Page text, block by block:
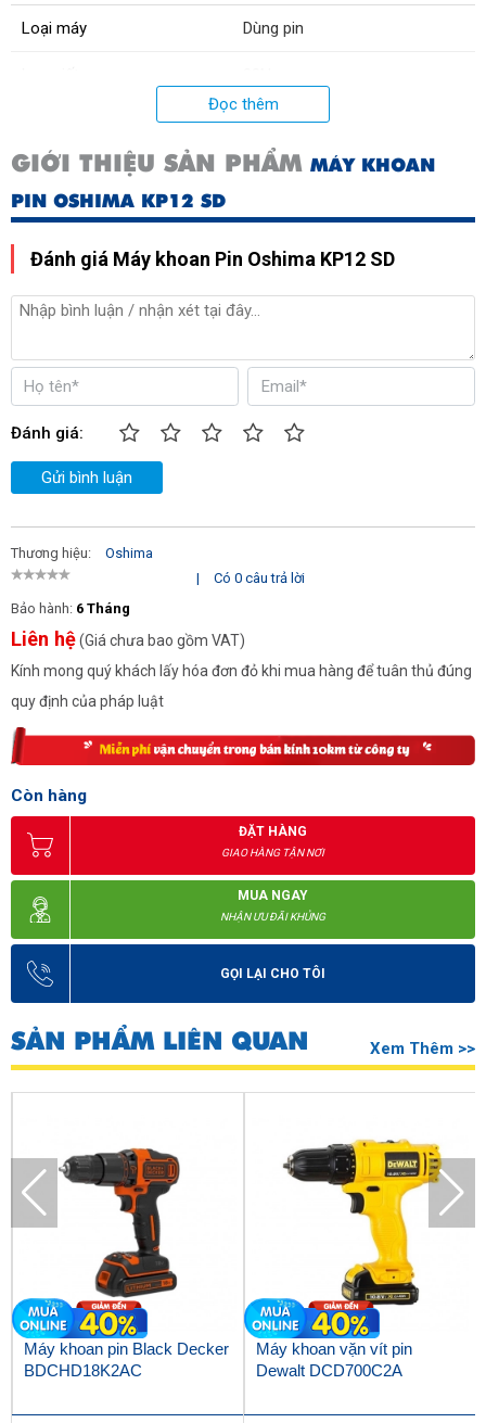
Loại máy Dùng pin
Mô tơ chổi than
Thời gian sạc pin 120 phút
Trọng lượng 1,2kg
Xuất xứ Trung Quốc
Đọc thêm
GIỚI THIỆU SẢN PHẨM MÁY KHOAN
PIN OSHIMA KP12 SD
Đánh giá Máy khoan Pin Oshima KP12 SD
Đánh giá:
Gửi bình luận
Thương hiệu:
Oshima
|
Có 0 câu trả lời
Bảo hành: 6 Tháng
Liên hệ(Giá chưa bao gồm VAT)
Kính mong quý khách lấy hóa đơn đỏ khi mua hàng để tuân thủ đúng
quy định của pháp luật
Còn hàng
ĐẶT HÀNG
GIAO HÀNG TẬN NƠI
MUA NGAY
NHẬN ƯU ĐÃI KHỦNG
GỌI LẠI CHO TÔI
SẢN PHẨM LIÊN QUAN Xem Thêm >>
Máy khoan pin Black Decker
BDCHD18K2AC
Máy khoan vặn vít pin
Dewalt DCD700C2A